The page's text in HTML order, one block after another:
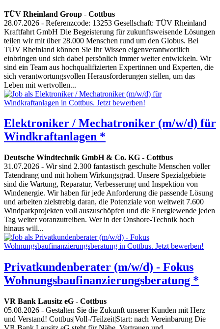
TÜV Rheinland Group - Cottbus
28.07.2026 - Referenzcode: 13253 Gesellschaft: TÜV Rheinland
Kraftfahrt GmbH Die Begeisterung für zukunftsweisende Lösungen
teilen wir mit über 28.000 Menschen rund um den Globus. Bei
TÜV Rheinland können Sie Ihr Wissen eigenverantwortlich
einbringen und sich dabei persönlich immer weiter entwickeln. Wir
sind ein Team aus hochqualifizierten Expertinnen und Experten, die
sich verantwortungsvollen Herausforderungen stellen, um das
Leben mit wertvollen...
Elektroniker / Mechatroniker (m/w/d) für
Windkraftanlagen *
Deutsche Windtechnik GmbH & Co. KG - Cottbus
31.07.2026 - Wir sind 2.300 fantastisch geschulte Menschen voller
Tatendrang und mit hohem Wirkungsgrad. Unsere Spezialgebiete
sind die Wartung, Reparatur, Verbesserung und Inspektion von
Windenergie. Wir haben für jede Anforderung die passende Lösung
und arbeiten zielstrebig daran, die Potenziale von weltweit 7.600
Windparkprojekten voll auszuschöpfen und die Energiewende jeden
Tag weiter voranzutreiben. Wer in der Onshore-Technik hoch
hinaus will...
Privatkundenberater (m/w/d) - Fokus
Wohnungsbaufinanzierungsberatung *
VR Bank Lausitz eG - Cottbus
05.08.2026 - Gestalten Sie die Zukunft unserer Kunden mit Herz
und Verstand! Cottbus|Voll-/Teilzeit|Start: nach Vereinbarung Die